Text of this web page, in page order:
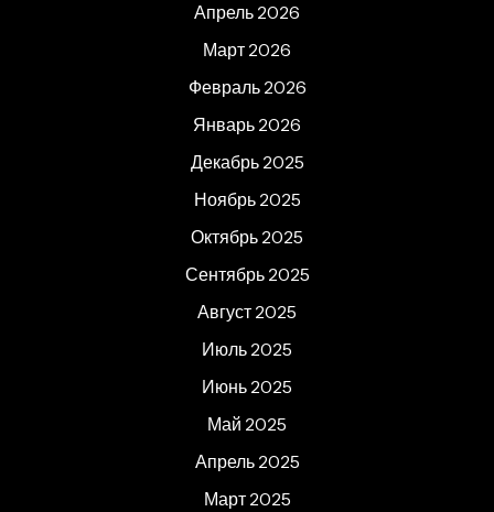
Апрель 2026
Март 2026
Февраль 2026
Январь 2026
Декабрь 2025
Ноябрь 2025
Октябрь 2025
Сентябрь 2025
Август 2025
Июль 2025
Июнь 2025
Май 2025
Апрель 2025
Март 2025